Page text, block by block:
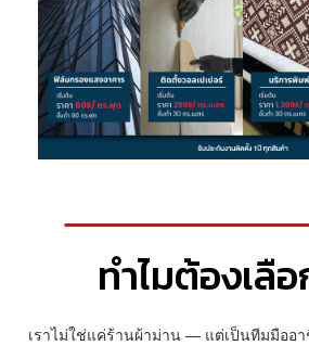
ทำไมต้องเลือ
เราไม่ใช่แค่ร้านผ้าม่าน — แต่เป็นทีมมืออ